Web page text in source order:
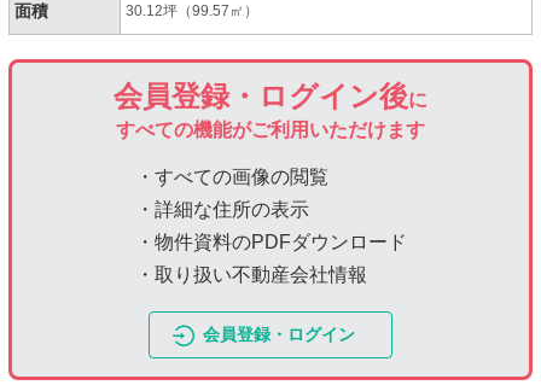
面積 30.12坪（99.57㎡）
会員登録・ログイン後に
すべての機能がご利用いただけます
・すべての画像の閲覧
・詳細な住所の表示
・物件資料のPDFダウンロード
・取り扱い不動産会社情報
会員登録・ログイン